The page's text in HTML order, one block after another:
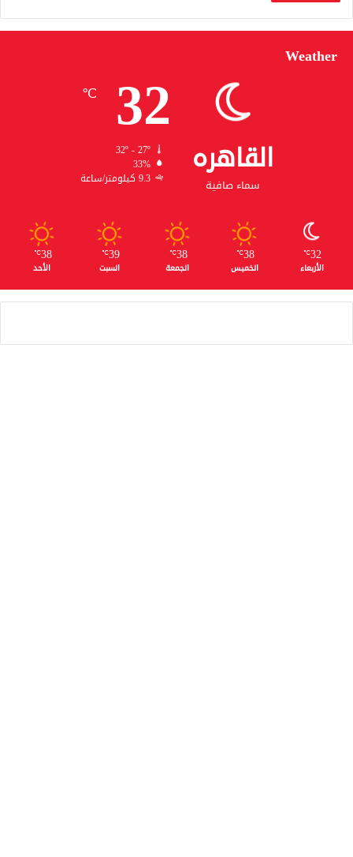
Weather
القاهره
سماء صافية
32
℃
32º - 27º
33%
9.3 كيلومتر/ساعة
32
℃
الأربعاء
38
℃
الخميس
38
℃
الجمعة
39
℃
السبت
38
℃
الأحد